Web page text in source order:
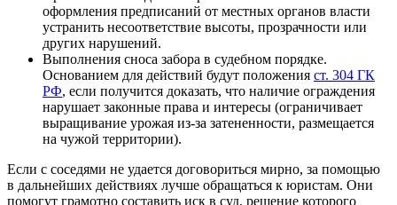
оформления предписаний от местных органов власти
устранить несоответствие высоты, прозрачности или
других нарушений.
Выполнения сноса забора в судебном порядке.
Основанием для действий будут положения ст. 304 ГК
РФ, если получится доказать, что наличие ограждения
нарушает законные права и интересы (ограничивает
выращивание урожая из-за затененности, размещается
на чужой территории).
Если с соседями не удается договориться мирно, за помощью
в дальнейших действиях лучше обращаться к юристам. Они
помогут грамотно составить иск в суд, решение которого